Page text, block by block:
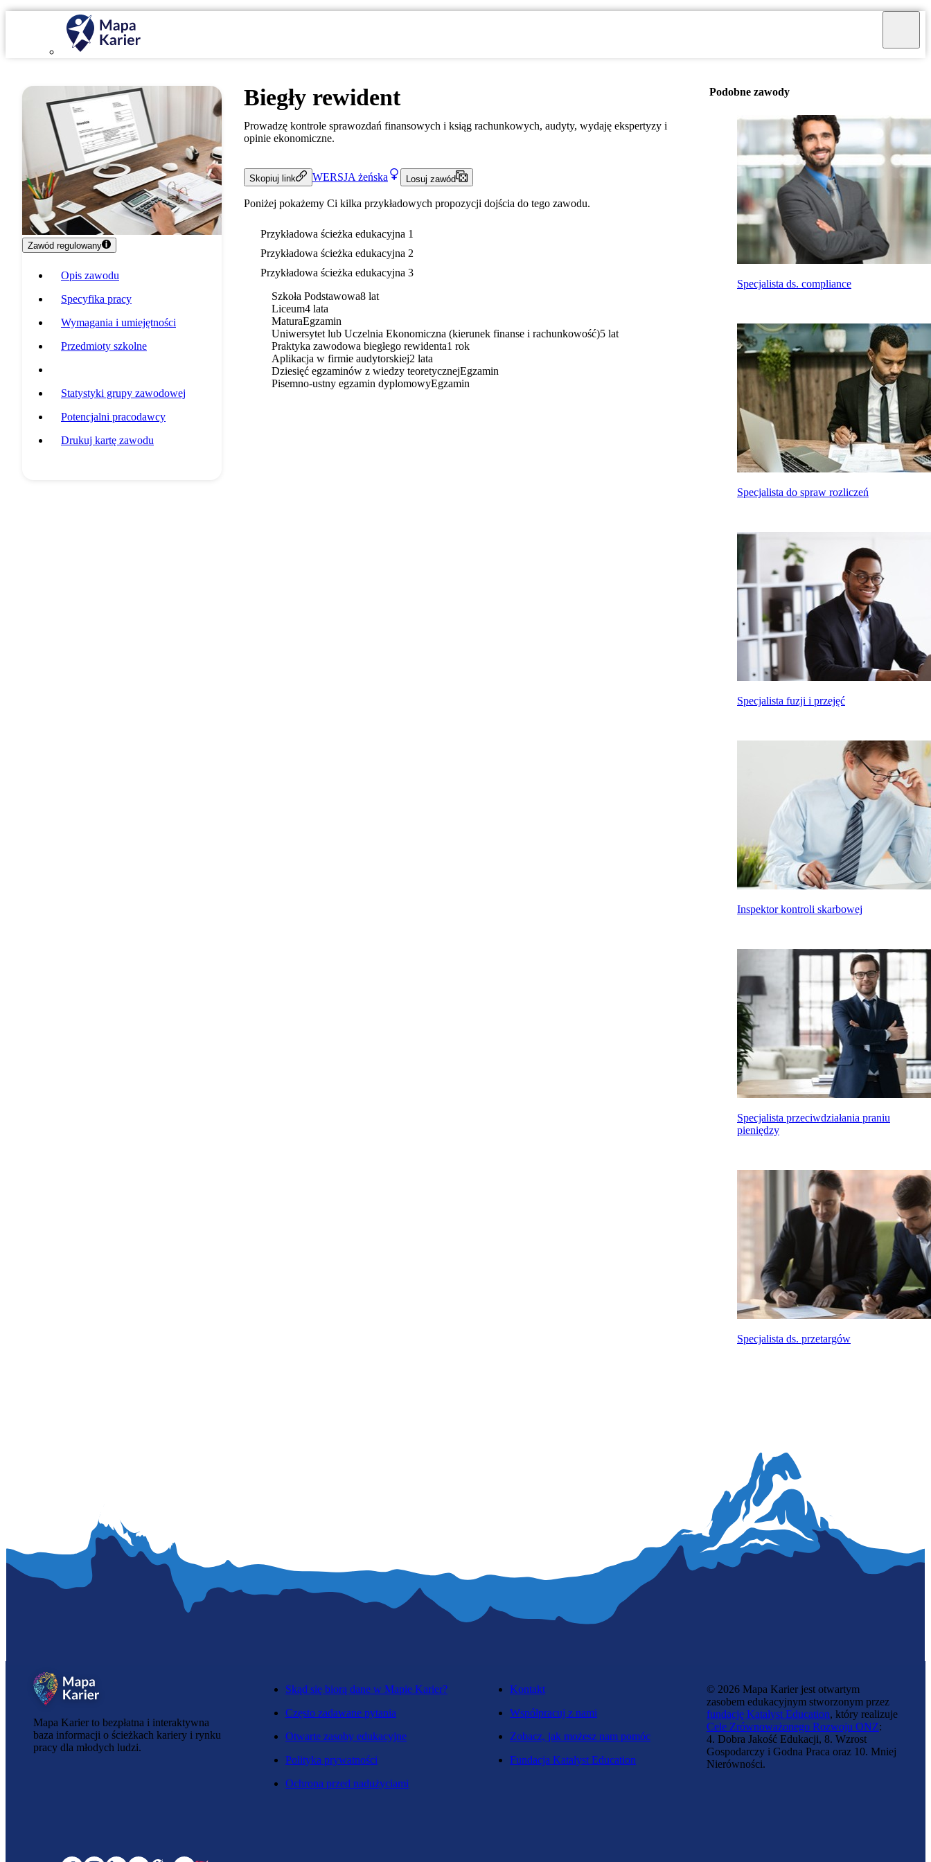
Zawód regulowany
Opis zawodu
Specyfika pracy
Wymagania i umiejętności
Przedmioty szkolne
Statystyki grupy zawodowej
Potencjalni pracodawcy
Drukuj kartę zawodu
Biegły rewident
Prowadzę kontrole sprawozdań finansowych i ksiąg rachunkowych, audyty, wydaję ekspertyzy i
opinie ekonomiczne.
Skopiuj link WERSJA żeńska Losuj zawód
Poniżej pokażemy Ci kilka przykładowych propozycji dojścia do tego zawodu.
Przykładowa ścieżka edukacyjna 1
Przykładowa ścieżka edukacyjna 2
Przykładowa ścieżka edukacyjna 3
Szkoła Podstawowa8 lat
Liceum4 lata
MaturaEgzamin
Uniwersytet lub Uczelnia Ekonomiczna (kierunek finanse i rachunkowość)5 lat
Praktyka zawodowa biegłego rewidenta1 rok
Aplikacja w firmie audytorskiej2 lata
Dziesięć egzaminów z wiedzy teoretycznejEgzamin
Pisemno-ustny egzamin dyplomowyEgzamin
Podobne zawody
Specjalista ds. compliance
Specjalista do spraw rozliczeń
Specjalista fuzji i przejęć
Inspektor kontroli skarbowej
Specjalista przeciwdziałania praniu
pieniędzy
Specjalista ds. przetargów
Mapa Karier to bezpłatna i interaktywna
baza informacji o ścieżkach kariery i rynku
pracy dla młodych ludzi.
Skąd się biorą dane w Mapie Karier?
Często zadawane pytania
Otwarte zasoby edukacyjne
Polityka prywatności
Ochrona przed nadużyciami
Kontakt
Współpracuj z nami
Zobacz, jak możesz nam pomóc
Fundacja Katalyst Education
© 2026 Mapa Karier jest otwartym
zasobem edukacyjnym stworzonym przez
fundację Katalyst Education, który realizuje
Cele Zrównoważonego Rozwoju ONZ:
4. Dobra Jakość Edukacji, 8. Wzrost
Gospodarczy i Godna Praca oraz 10. Mniej
Nierówności.